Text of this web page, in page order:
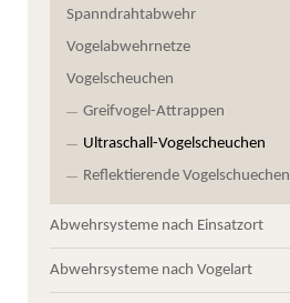
Spanndrahtabwehr
Vogelabwehrnetze
Vogelscheuchen
Greifvogel-Attrappen
Ultraschall-Vogelscheuchen
Reflektierende Vogelschuechen
Abwehrsysteme nach Einsatzort
Abwehrsysteme nach Vogelart